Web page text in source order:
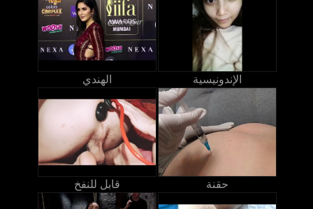
الهندي الإندونيسية
قابل للنفخ حقنة